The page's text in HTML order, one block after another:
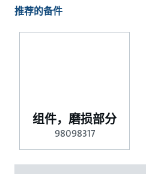
推荐的备件
组件，磨损部分
98098317